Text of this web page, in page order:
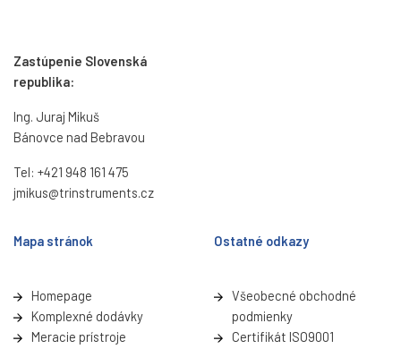
Zastúpenie Slovenská
republika:
Ing. Juraj Mikuš
Bánovce nad Bebravou
Tel: +421 948 161 475
jmikus@trinstruments.cz
Mapa stránok
Homepage
Komplexné dodávky
Meracie prístroje
Ostatné odkazy
Všeobecné obchodné
podmienky
Certifikát ISO9001